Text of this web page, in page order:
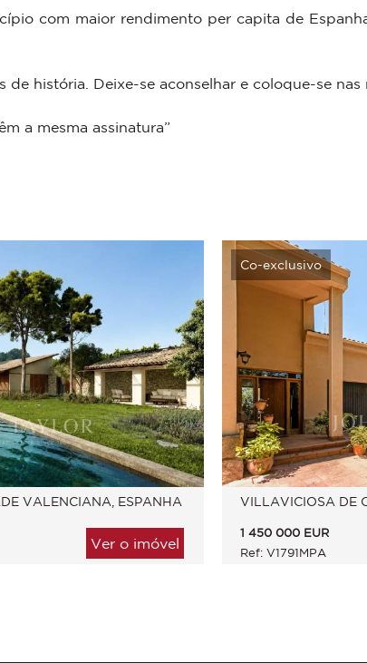
com maior rendimento per capita de
história. Deixe-se aconselhar e coloque-se nas
a mesma assinatura”
VALENCIANA, ESPANHA
Ver o imóvel
Co-exclusivo
1 450 000 EUR
Ref: V1791MPA